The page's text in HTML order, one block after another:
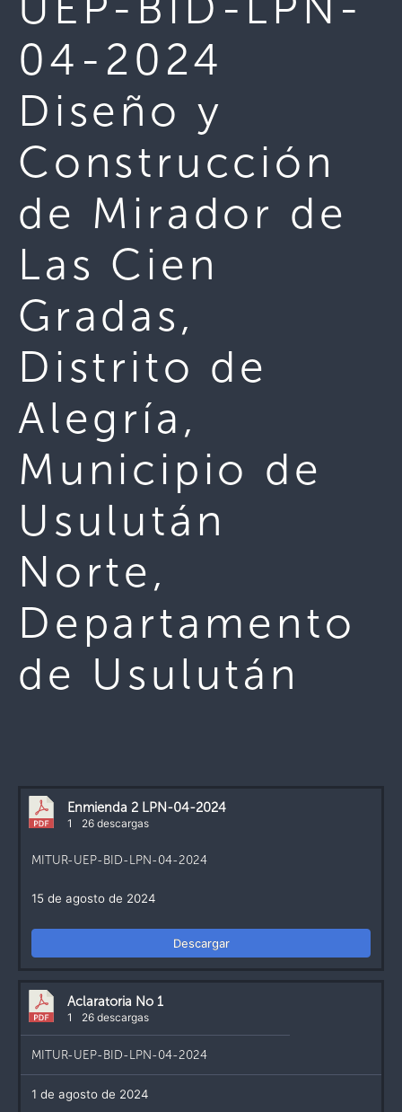
04-2024
Diseño y
Construcción
de Mirador de
Las Cien
Gradas,
Distrito de
Alegría,
Municipio de
Usulután
Norte,
Departamento
de Usulután
Enmienda 2 LPN-04-2024
1 26 descargas
MITUR-UEP-BID-LPN-04-2024
15 de agosto de 2024
Descargar
Aclaratoria No 1
1 26 descargas
MITUR-UEP-BID-LPN-04-2024
1 de agosto de 2024